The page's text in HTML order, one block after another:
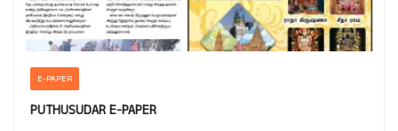
E-PAPER
PUTHUSUDAR E-PAPER